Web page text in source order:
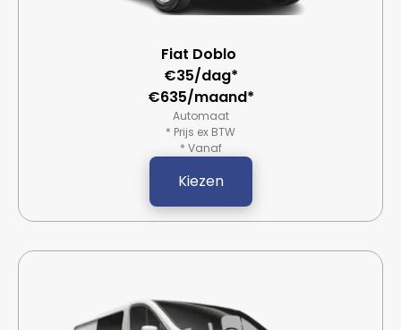
Fiat Doblo
€35/dag*
€635/maand*
Automaat
* Prijs ex BTW
* Vanaf
Kiezen